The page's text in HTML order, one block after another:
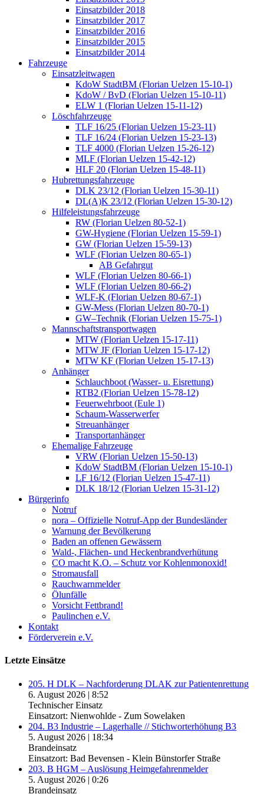
Einsatzbilder 2018
Einsatzbilder 2017
Einsatzbilder 2016
Einsatzbilder 2015
Einsatzbilder 2014
Fahrzeuge
Einsatzleitwagen
KdoW StadtBM (Florian Uelzen 15-10-1)
KdoW / BvD (Florian Uelzen 15-10-11)
ELW 1 (Florian Uelzen 15-11-12)
Löschfahrzeuge
TLF 16/25 (Florian Uelzen 15-23-11)
TLF 16/24 (Florian Uelzen 15-23-13)
TLF 4000 (Florian Uelzen 15-26-12)
MLF (Florian Uelzen 15-42-12)
HLF 20 (Florian Uelzen 15-48-11)
Hubrettungsfahrzeuge
DLK 23/12 (Florian Uelzen 15-30-11)
DL(A)K 23/12 (Florian Uelzen 15-30-12)
Hilfeleistungsfahrzeuge
RW (Florian Uelzen 80-52-1)
GW-Hygiene (Florian Uelzen 15-59-1)
GW (Florian Uelzen 15-59-13)
WLF (Florian Uelzen 80-65-1)
AB Gefahrgut
WLF (Florian Uelzen 80-66-1)
WLF (Florian Uelzen 80-66-2)
WLF-K (Florian Uelzen 80-67-1)
GW-Mess (Florian Uelzen 80-70-1)
GW–Technik (Florian Uelzen 15-75-1)
Mannschaftstransportwagen
MTW (Florian Uelzen 15-17-11)
MTW JF (Florian Uelzen 15-17-12)
MTW KF (Florian Uelzen 15-17-13)
Anhänger
Schlauchboot (Wasser- u. Eisrettung)
RTB2 (Florian Uelzen 15-78-12)
Feuerwehrboot (Eule 1)
Schaum-Wasserwerfer
Streuanhänger
Transportanhänger
Ehemalige Fahrzeuge
VRW (Florian Uelzen 15-50-13)
KdoW StadtBM (Florian Uelzen 15-10-1)
LF 16/12 (Florian Uelzen 15-47-11)
DLK 18/12 (Florian Uelzen 15-31-12)
Bürgerinfo
Notruf
nora – Offizielle Notruf-App der Bundesländer
Warnung der Bevölkerung
Baden an offenen Gewässern
Wald-, Flächen- und Heckenbrandverhütung
CO macht K.O. – Schutz vor Kohlenmonoxid!
Stromausfall
Rauchwarnmelder
Ölunfälle
Vorsicht Fettbrand!
Paulinchen e.V.
Kontakt
Förderverein e.V.
Letzte Einsätze
205. H DLK – Nachforderung DLAK zur Patientenrettung
6. August 2026 | 8:52
Technischer Einsatz
Einsatzort: Nienwohlde - Zum Sowelaken
204. B3 Industrie – Lagerhalle // Stichworterhöhung B3
5. August 2026 | 18:34
Brandeinsatz
Einsatzort: Bad Bevensen - Klein Bünstorfer Straße
203. B HGM – Auslösung Heimgefahrenmelder
5. August 2026 | 0:26
Brandeinsatz